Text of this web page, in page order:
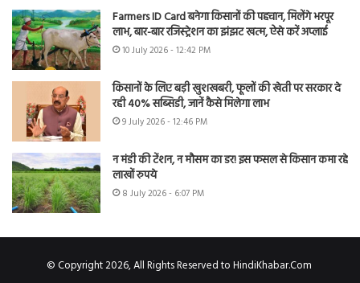
Farmers ID Card बनेगा किसानों की पहचान, मिलेंगे भरपूर
लाभ, बार-बार रजिस्ट्रेशन का झंझट खत्म, ऐसे करें अप्लाई
10 July 2026 - 12:42 PM
किसानों के लिए बड़ी खुशखबरी, फूलों की खेती पर सरकार दे
रही 40% सब्सिडी, जानें कैसे मिलेगा लाभ
9 July 2026 - 12:46 PM
न मंडी की टेंशन, न मौसम का डर! इस फसल से किसान कमा रहे
लाखों रुपये
8 July 2026 - 6:07 PM
© Copyright 2026, All Rights Reserved to HindiKhabar.Com